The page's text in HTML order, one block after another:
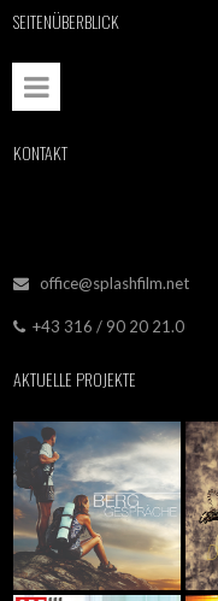
SEITENÜBERBLICK
KONTAKT
 office@splashfilm.net
 +43 316 / 90 20 21.0
AKTUELLE PROJEKTE